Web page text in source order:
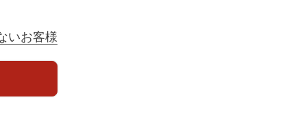
いお客様